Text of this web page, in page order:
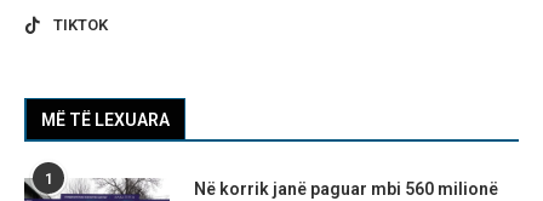
TIKTOK
MË TË LEXUARA
1
Në korrik janë paguar mbi 560 milionë